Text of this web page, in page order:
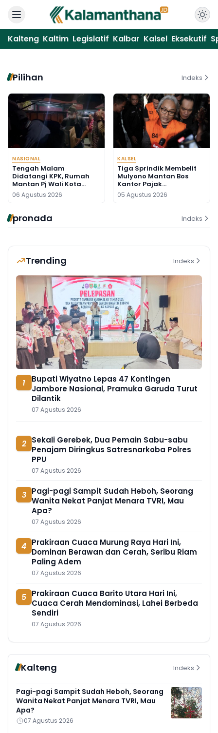
Kalteng Kaltim Legislatif Kalbar Kalsel Eksekutif
Pilihan Indeks
NASIONAL
Tengah Malam
Didatangi KPK, Rumah
Mantan Pj Wali Kota
Digeledah, Empat Koper
Dibawa
06 Agustus 2026
KALSEL
Tiga Sprindik Membelit
Mulyono Mantan Bos
Kantor Pajak
Banjarmasin
05 Agustus 2026
pronada Indeks
Trending Indeks
1
Bupati Wiyatno Lepas 47 Kontingen
Jambore Nasional, Pramuka Garuda Turut
Dilantik
07 Agustus 2026
2 Sekali Gerebek, Dua Pemain Sabu-sabu
Penajam Diringkus Satresnarkoba Polres
PPU
07 Agustus 2026
3 Pagi-pagi Sampit Sudah Heboh, Seorang
Wanita Nekat Panjat Menara TVRI, Mau
Apa?
07 Agustus 2026
4 Prakiraan Cuaca Murung Raya Hari Ini,
Dominan Berawan dan Cerah, Seribu Riam
Paling Adem
07 Agustus 2026
5 Prakiraan Cuaca Barito Utara Hari Ini,
Cuaca Cerah Mendominasi, Lahei Berbeda
Sendiri
07 Agustus 2026
Kalteng Indeks
Pagi-pagi Sampit Sudah Heboh, Seorang
Wanita Nekat Panjat Menara TVRI, Mau
Apa?
07 Agustus 2026